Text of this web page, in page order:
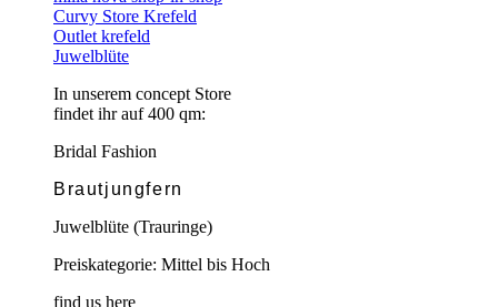
Curvy Store Krefeld
Outlet krefeld
Juwelblüte
In unserem concept Store
findet ihr auf 400 qm:
Bridal Fashion
Brautjungfern
Juwelblüte (Trauringe)
Preiskategorie: Mittel bis Hoch
find us here